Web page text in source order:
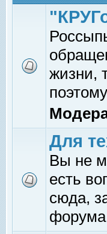
жизни,
Для
Вы не
есть
сюда,
форума